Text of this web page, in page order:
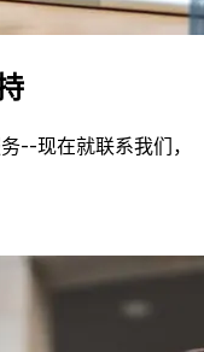
--现在就联系我们，